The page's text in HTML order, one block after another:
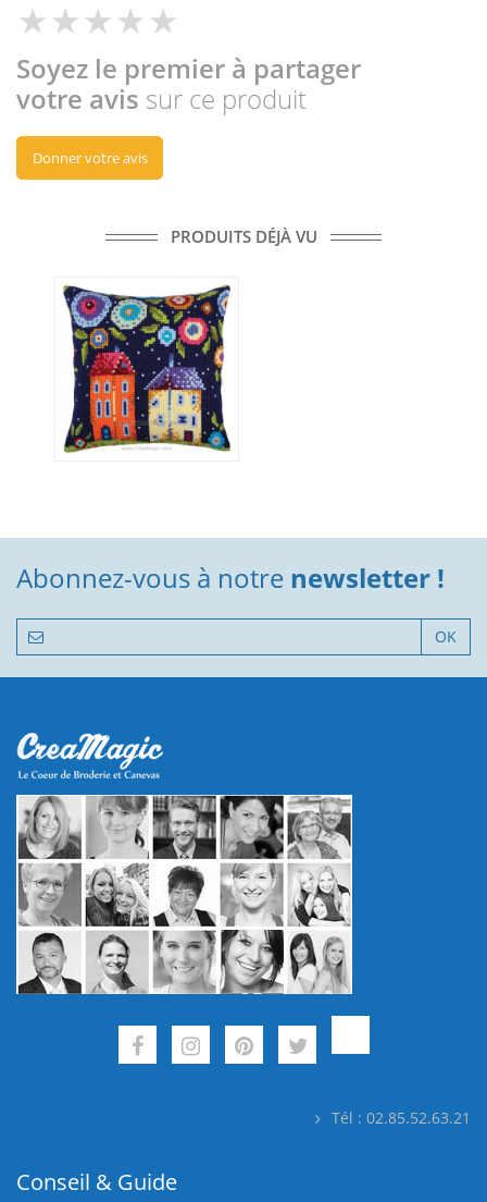
Soyez le premier à partager
votre avis sur ce produit
Donner votre avis
PRODUITS DÉJÀ VU
Abonnez-vous à notre newsletter !
OK
Tél : 02.85.52.63.21
Conseil & Guide